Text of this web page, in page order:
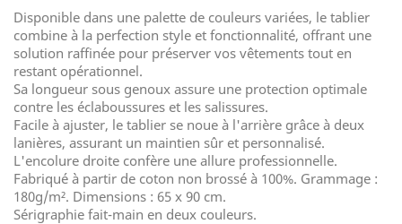
Disponible dans une palette de couleurs variées, le tablier
combine à la perfection style et fonctionnalité, offrant une
solution raffinée pour préserver vos vêtements tout en
restant opérationnel.
Sa longueur sous genoux assure une protection optimale
contre les éclaboussures et les salissures.
Facile à ajuster, le tablier se noue à l'arrière grâce à deux
lanières, assurant un maintien sûr et personnalisé.
L'encolure droite confère une allure professionnelle.
Fabriqué à partir de coton non brossé à 100%. Grammage :
180g/m². Dimensions : 65 x 90 cm.
Sérigraphie fait-main en deux couleurs.